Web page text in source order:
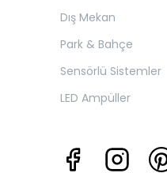
Dış Mekan
Park & Bahçe
Sensörlü Sistemler
LED Ampüller